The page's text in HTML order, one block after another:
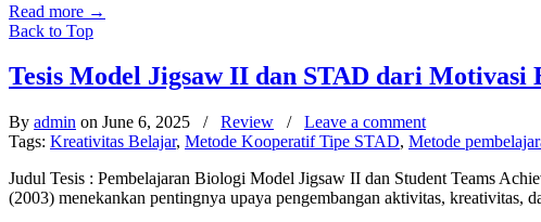
Read more →
Back to Top
Tesis Model Jigsaw II dan STAD dari
By admin on June 6, 2025 / Review / Leave a comment
Tags: Kreativitas Belajar, Metode Kooperatif Tipe STAD, Metode
Judul Tesis : Pembelajaran Biologi Model Jigsaw II dan Student Teams
(2003) menekankan pentingnya upaya pengembangan aktivitas, kreativitas,